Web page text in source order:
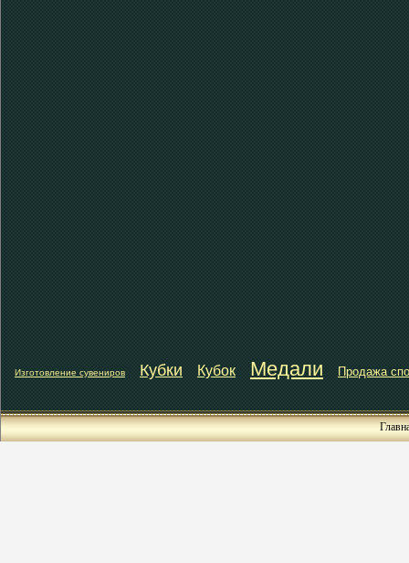
Изготовление сувениров Кубки Кубок Медали Продажа